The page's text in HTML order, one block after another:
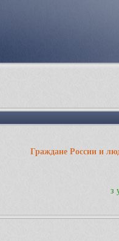
Граждане России и
з